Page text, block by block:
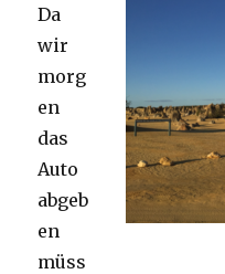
Da
wir
morg
en
das
Auto
abgeb
en
müss